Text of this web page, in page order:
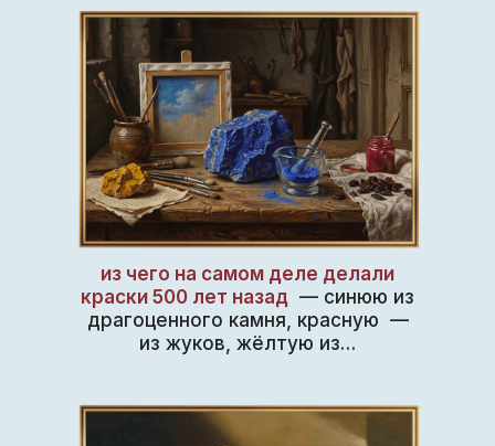
из чего на самом деле делали
краски 500 лет назад — синюю из
драгоценного камня, красную —
из жуков, жёлтую из…